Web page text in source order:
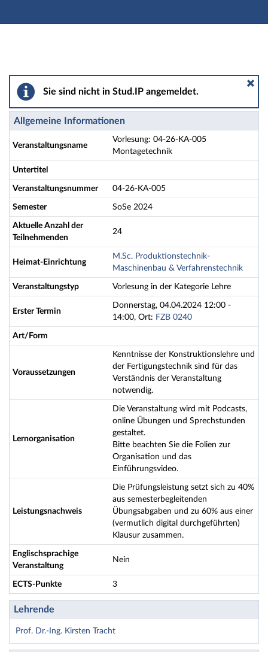
Hauptnavigation
Vorlesung: 04-26-KA-005 Montagetechnik - Details
Sie sind nicht in Stud.IP angemeldet.
Allgemeine Informationen
Veranstaltungsname
Vorlesung: 04-26-KA-005
Montagetechnik
Untertitel
Veranstaltungsnummer 04-26-KA-005
Semester SoSe 2024
Aktuelle Anzahl der
Teilnehmenden
24
Heimat-Einrichtung
M.Sc. Produktionstechnik-
Maschinenbau & Verfahrenstechnik
Veranstaltungstyp Vorlesung in der Kategorie Lehre
Erster Termin
Donnerstag, 04.04.2024 12:00 -
14:00, Ort: FZB 0240
Art/Form
Voraussetzungen
Kenntnisse der Konstruktionslehre und
der Fertigungstechnik sind für das
Verständnis der Veranstaltung
notwendig.
Lernorganisation
Die Veranstaltung wird mit Podcasts,
online Übungen und Sprechstunden
gestaltet.
Bitte beachten Sie die Folien zur
Organisation und das
Einführungsvideo.
Leistungsnachweis
Die Prüfungsleistung setzt sich zu 40%
aus semesterbegleitenden
Übungsabgaben und zu 60% aus einer
(vermutlich digital durchgeführten)
Klausur zusammen.
Englischsprachige
Veranstaltung
Nein
ECTS-Punkte 3
Lehrende
Prof. Dr.-Ing. Kirsten Tracht